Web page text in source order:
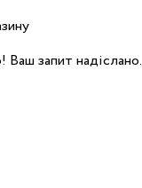
запит надіслано.